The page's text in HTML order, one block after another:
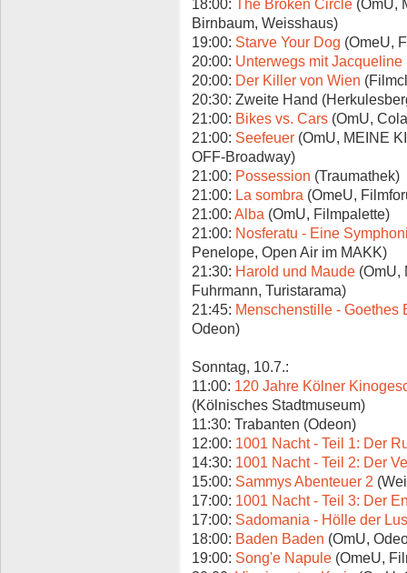
18:00: The Broken Circle (OmU,
Birnbaum, Weisshaus)
19:00: Starve Your Dog (OmeU,
20:00: Unterwegs mit Jacqueline
20:00: Der Killer von Wien
20:30: Zweite Hand
21:00: Bikes vs. Cars (OmU,
21:00: Seefeuer (OmU, MEINE
OFF-Broadway)
21:00: Possession (Traumathek)
21:00: La sombra (OmeU,
21:00: Alba (OmU, Filmpalette)
21:00: Nosferatu - Eine
Penelope, Open Air im MAKK)
21:30: Harold und Maude (OmU,
Fuhrmann, Turistarama)
21:45: Menschenstille - Goethes
Odeon)
Sonntag, 10.7.:
11:00: 120 Jahre Kölner
(Kölnisches Stadtmuseum)
11:30: Trabanten (Odeon)
12:00: 1001 Nacht - Teil 1: Der
14:30: 1001 Nacht - Teil 2: Der
15:00: Sammys Abenteuer 2
17:00: 1001 Nacht - Teil 3: Der
17:00: Sadomania - Hölle der
18:00: Baden Baden (OmU,
19:00: Song'e Napule (OmeU,